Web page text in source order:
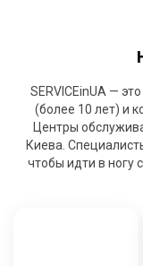
SERVICEinUA —
(более 10 лет) и
Центры
Киева.
чтобы идти в ногу